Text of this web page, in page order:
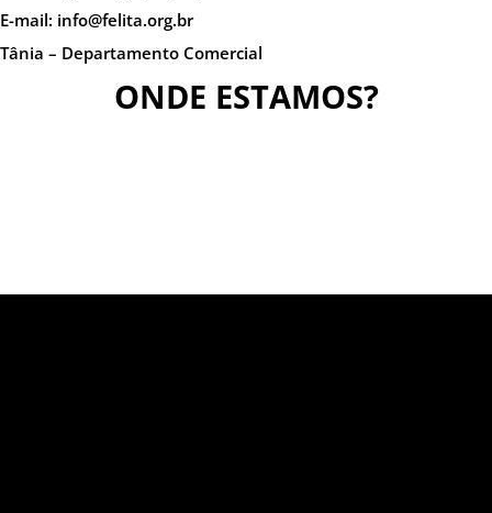
E-mail: info@felita.org.br
Tânia – Departamento Comercial
ONDE ESTAMOS?